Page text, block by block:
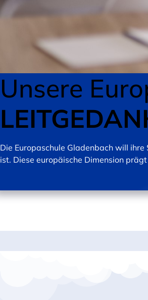
Unsere
Die Europaschule Gladenbach will
ist. Diese europäische Dimension